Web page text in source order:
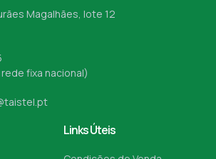
Magalhães, lote 12
fixa nacional)
Links Úteis